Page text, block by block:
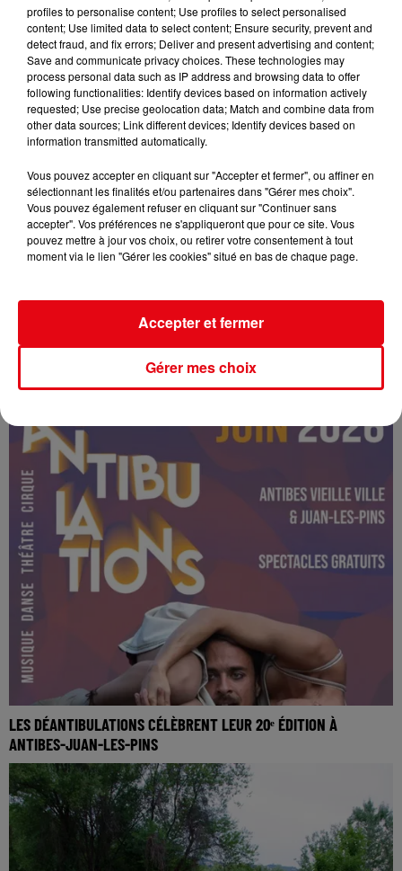
NORMALE
LES DÉANTIBULATIONS CÉLÈBRENT LEUR 20ᵉ ÉDITION À
ANTIBES-JUAN-LES-PINS
profiles to personalise content; Use profiles to select personalised
content; Use limited data to select content; Ensure security, prevent and
detect fraud, and fix errors; Deliver and present advertising and content;
Save and communicate privacy choices. These technologies may
process personal data such as IP address and browsing data to offer
following functionalities: Identify devices based on information actively
requested; Use precise geolocation data; Match and combine data from
other data sources; Link different devices; Identify devices based on
information transmitted automatically.
Vous pouvez accepter en cliquant sur "Accepter et fermer", ou affiner en
sélectionnant les finalités et/ou partenaires dans "Gérer mes choix".
Vous pouvez également refuser en cliquant sur "Continuer sans
accepter". Vos préférences ne s'appliqueront que pour ce site. Vous
pouvez mettre à jour vos choix, ou retirer votre consentement à tout
moment via le lien "Gérer les cookies" situé en bas de chaque page.
Gérer mes choix
Accepter et fermer